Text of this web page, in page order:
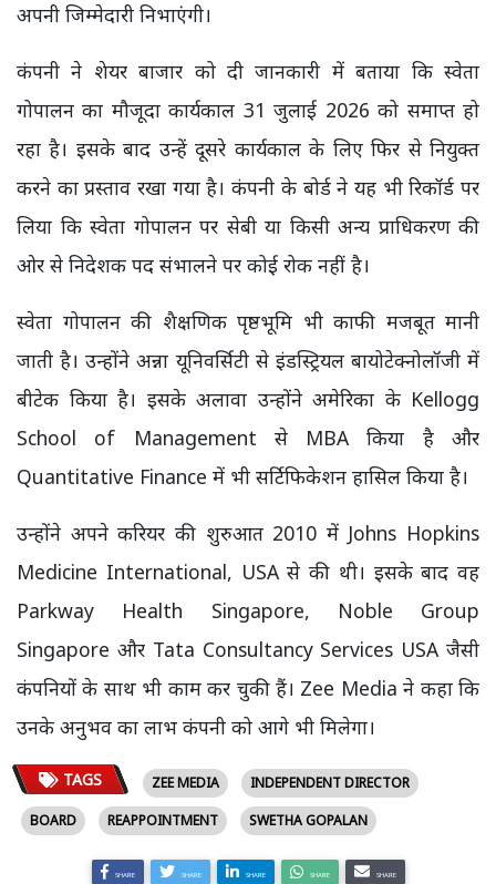
अपनी जिम्मेदारी निभाएंगी।
कंपनी ने शेयर बाजार को दी जानकारी में बताया कि स्वेता
गोपालन का मौजूदा कार्यकाल 31 जुलाई 2026 को समाप्त हो
रहा है। इसके बाद उन्हें दूसरे कार्यकाल के लिए फिर से नियुक्त
करने का प्रस्ताव रखा गया है। कंपनी के बोर्ड ने यह भी रिकॉर्ड पर
लिया कि स्वेता गोपालन पर सेबी या किसी अन्य प्राधिकरण की
ओर से निदेशक पद संभालने पर कोई रोक नहीं है।
स्वेता गोपालन की शैक्षणिक पृष्ठभूमि भी काफी मजबूत मानी
जाती है। उन्होंने अन्ना यूनिवर्सिटी से इंडस्ट्रियल बायोटेक्नोलॉजी में
बीटेक किया है। इसके अलावा उन्होंने अमेरिका के Kellogg
School of Management से MBA किया है और
Quantitative Finance में भी सर्टिफिकेशन हासिल किया है।
उन्होंने अपने करियर की शुरुआत 2010 में Johns Hopkins
Medicine International, USA से की थी। इसके बाद वह
Parkway Health Singapore, Noble Group
Singapore और Tata Consultancy Services USA जैसी
कंपनियों के साथ भी काम कर चुकी हैं। Zee Media ने कहा कि
उनके अनुभव का लाभ कंपनी को आगे भी मिलेगा।
TAGS ZEE MEDIA
INDEPENDENT DIRECTOR
BOARD
REAPPOINTMENT SWETHA GOPALAN
SHARE SHARE SHARE SHARE SHARE